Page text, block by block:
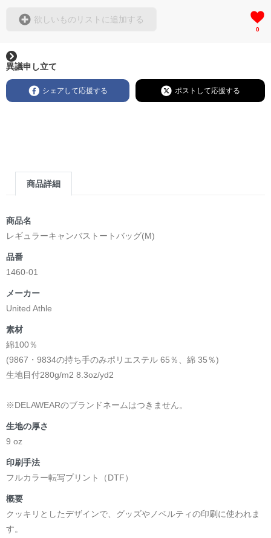
欲しいものリストに追加する
0
異議申し立て
シェアして応援する ポストして応援する
商品詳細
商品名
レギュラーキャンバストートバッグ(M)
品番
1460-01
メーカー
United Athle
素材
綿100％
(9867・9834の持ち手のみポリエステル 65％、綿 35％)
生地目付280g/m2 8.3oz/yd2
※DELAWEARのブランドネームはつきません。
生地の厚さ
9 oz
印刷手法
フルカラー転写プリント（DTF）
概要
クッキリとしたデザインで、グッズやノベルティの印刷に使われま
す。